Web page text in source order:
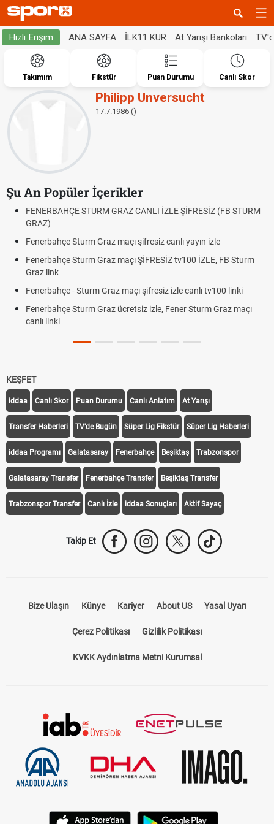
Hızlı Erişim ANA SAYFA İLK11 KUR At Yarışı Bankoları
Takımım Fikstür Puan Durumu Canlı Skor
Philipp Unversucht
17.7.1986 ()
Şu An Popüler İçerikler
FENERBAHÇE STURM GRAZ CANLI İZLE ŞİFRESİZ (FB STURM
GRAZ)
Fenerbahçe Sturm Graz maçı şifresiz canlı yayın izle
Fenerbahçe Sturm Graz maçı ŞİFRESİZ tv100 İZLE, FB Sturm
Graz link
Fenerbahçe - Sturm Graz maçı şifresiz izle canlı tv100 linki
Fenerbahçe Sturm Graz ücretsiz izle, Fener Sturm Graz maçı
canlı linki
KEŞFET
iddaa Canlı Skor Puan Durumu Canlı Anlatım At Yarışı
Transfer Haberleri TV'de Bugün Süper Lig Fikstür Süper Lig Haberleri
iddaa Programı Galatasaray Fenerbahçe Beşiktaş Trabzonspor
Galatasaray Transfer Fenerbahçe Transfer Beşiktaş Transfer
Trabzonspor Transfer Canlı İzle iddaa Sonuçları Aktif Sayaç
Takip Et
Bize Ulaşın Künye Kariyer About US Yasal Uyarı
Çerez Politikası Gizlilik Politikası
KVKK Aydınlatma Metni Kurumsal